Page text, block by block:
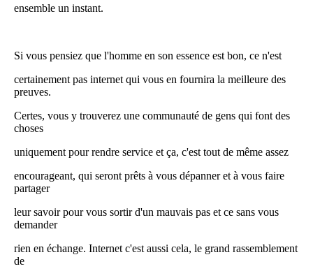
ensemble un instant.
Si vous pensiez que l'homme en son essence est bon, ce n'est
certainement pas internet qui vous en fournira la meilleure des
preuves.
Certes, vous y trouverez une communauté de gens qui font des
choses
uniquement pour rendre service et ça, c'est tout de même assez
encourageant, qui seront prêts à vous dépanner et à vous faire
partager
leur savoir pour vous sortir d'un mauvais pas et ce sans vous
demander
rien en échange. Internet c'est aussi cela, le grand rassemblement
de